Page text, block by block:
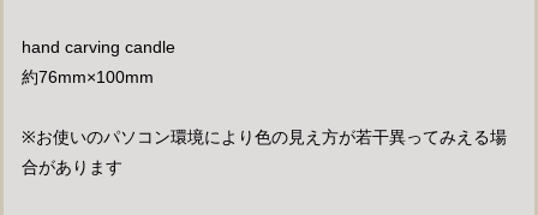
hand carving candle
約76mm×100mm
※お使いのパソコン環境により色の見え方が若干異ってみえる場
合があります